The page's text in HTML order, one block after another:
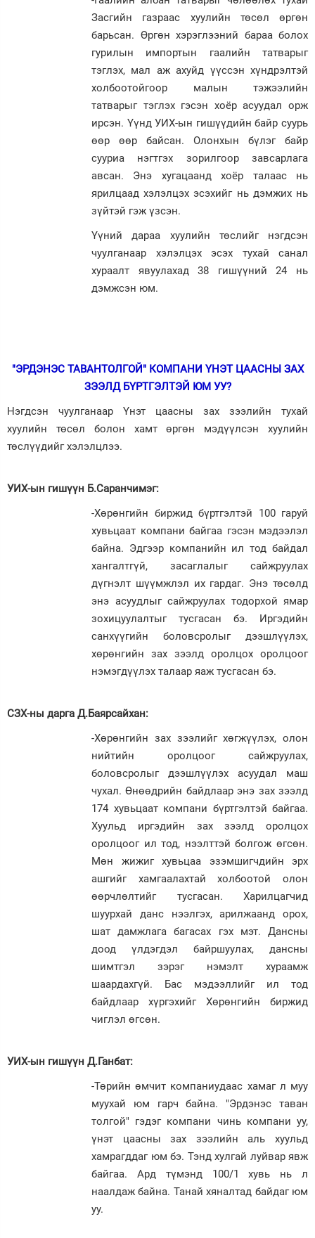
Засгийн газраас хуулийн төсөл өргөн
барьсан. Өргөн хэрэглээний бараа болох
гурилын импортын гаалийн татварыг
тэглэх, мал аж ахуйд үүссэн хүндрэлтэй
холбоотойгоор малын тэжээлийн
татварыг тэглэх гэсэн хоёр асуудал орж
ирсэн. Үүнд УИХ-ын гишүүдийн байр суурь
өөр өөр байсан. Олонхын бүлэг байр
сууриа нэгтгэх зорилгоор завсарлага
авсан. Энэ хугацаанд хоёр талаас нь
ярилцаад хэлэлцэх эсэхийг нь дэмжих нь
зүйтэй гэж үзсэн.
Үүний дараа хуулийн төслийг нэгдсэн
чуулганаар хэлэлцэх эсэх тухай санал
хураалт явуулахад 38 гишүүний 24 нь
дэмжсэн юм.
"ЭРДЭНЭС ТАВАНТОЛГОЙ" КОМПАНИ ҮНЭТ ЦААСНЫ ЗАХ
ЗЭЭЛД БҮРТГЭЛТЭЙ ЮМ УУ?
Нэгдсэн чуулганаар Үнэт цаасны зах зээлийн тухай
хуулийн төсөл болон хамт өргөн мэдүүлсэн хуулийн
төслүүдийг хэлэлцлээ.
УИХ-ын гишүүн Б.Саранчимэг:
-Хөрөнгийн биржид бүртгэлтэй 100 гаруй
хувьцаат компани байгаа гэсэн мэдээлэл
байна. Эдгээр компанийн ил тод байдал
хангалтгүй, засаглалыг сайжруулах
дүгнэлт шүүмжлэл их гардаг. Энэ төсөлд
энэ асуудлыг сайжруулах тодорхой ямар
зохицуулалтыг тусгасан бэ. Иргэдийн
санхүүгийн боловсролыг дээшлүүлэх,
хөрөнгийн зах зээлд оролцох оролцоог
нэмэгдүүлэх талаар яаж тусгасан бэ.
СЗХ-ны дарга Д.Баярсайхан:
-Хөрөнгийн зах зээлийг хөгжүүлэх, олон
нийтийн оролцоог сайжруулах,
боловсролыг дээшлүүлэх асуудал маш
чухал. Өнөөдрийн байдлаар энэ зах зээлд
174 хувьцаат компани бүртгэлтэй байгаа.
Хуульд иргэдийн зах зээлд оролцох
оролцоог ил тод, нээлттэй болгож өгсөн.
Мөн жижиг хувьцаа эзэмшигчдийн эрх
ашгийг хамгаалахтай холбоотой олон
өөрчлөлтийг тусгасан. Харилцагчид
шуурхай данс нээлгэх, арилжаанд орох,
шат дамжлага багасах гэх мэт. Дансны
доод үлдэгдэл байршуулах, дансны
шимтгэл зэрэг нэмэлт хураамж
шаардахгүй. Бас мэдээллийг ил тод
байдлаар хүргэхийг Хөрөнгийн биржид
чиглэл өгсөн.
УИХ-ын гишүүн Д.Ганбат:
-Төрийн өмчит компаниудаас хамаг л муу
муухай юм гарч байна. "Эрдэнэс таван
толгой" гэдэг компани чинь компани уу,
үнэт цаасны зах зээлийн аль хуульд
хамрагддаг юм бэ. Тэнд хулгай луйвар явж
байгаа. Ард түмэнд 100/1 хувь нь л
наалдаж байна. Танай хяналтад байдаг юм
уу.